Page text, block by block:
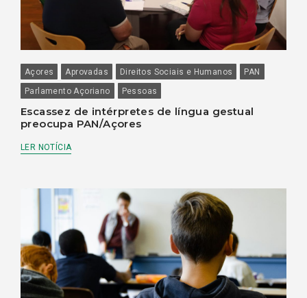
Açores Aprovadas Direitos Sociais e Humanos
PAN
Parlamento Açoriano
Pessoas
Escassez de intérpretes de língua gestual
preocupa PAN/Açores
LER NOTÍCIA